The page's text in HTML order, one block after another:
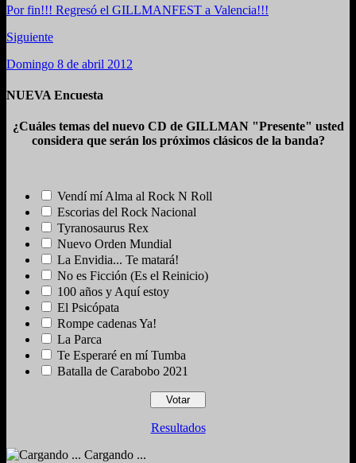
Por fin!!! Regresó el GILLMANFEST a Valencia!!!
Siguiente
Domingo 8 de abril 2012
NUEVA Encuesta
¿Cuáles temas del nuevo CD de GILLMAN "Presente" usted
considera que serán los próximos clásicos de la banda?
Vendí mí Alma al Rock N Roll
Escorias del Rock Nacional
Tyranosaurus Rex
Nuevo Orden Mundial
La Envidia... Te matará!
No es Ficción (Es el Reinicio)
100 años y Aquí estoy
El Psicópata
Rompe cadenas Ya!
La Parca
Te Esperaré en mí Tumba
Batalla de Carabobo 2021
Resultados
Cargando ...